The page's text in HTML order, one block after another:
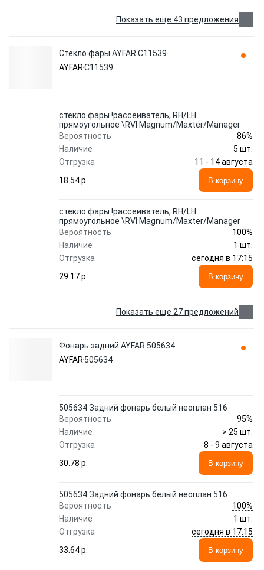
Показать еще 43 предложения
Стекло фары AYFAR C11539
AYFARC11539
стекло фары !рассеиватель, RH/LH
прямоугольное \RVI Magnum/Maxter/Manager
Вероятность
86%
Наличие
5 шт.
Отгрузка
11 - 14 августа
18.54 p.
В корзину
стекло фары !рассеиватель, RH/LH
прямоугольное \RVI Magnum/Maxter/Manager
Вероятность
100%
Наличие
1 шт.
Отгрузка
сегодня в 17:15
29.17 p.
В корзину
Показать еще 27 предложений
Фонарь задний AYFAR 505634
AYFAR 505634
505634 Задний фонарь белый неоплан 516
Вероятность
95%
Наличие
> 25 шт.
Отгрузка
8 - 9 августа
30.78 p.
В корзину
505634 Задний фонарь белый неоплан 516
Вероятность
100%
Наличие
1 шт.
Отгрузка
сегодня в 17:15
33.64 p.
В корзину